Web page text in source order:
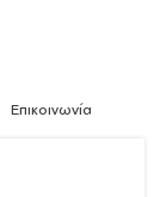
Επικοινωνία